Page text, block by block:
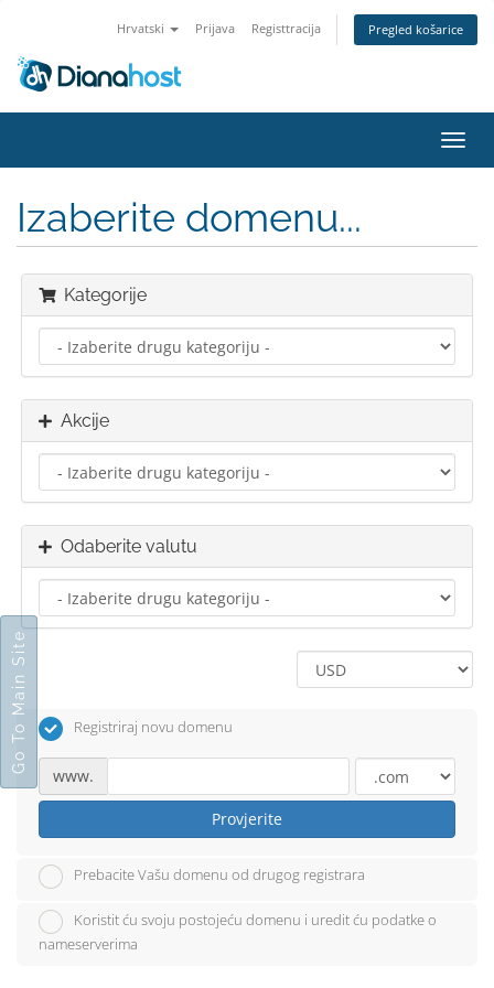
Hrvatski Prijava Registtracija Pregled košarice
Izaberite domenu...
Kategorije
Akcije
Odaberite valutu
Registriraj novu domenu
www.
Provjerite
Prebacite Vašu domenu od drugog registrara
Koristit ću svoju postojeću domenu i uredit ću podatke o
nameserverima
Go To Main Site